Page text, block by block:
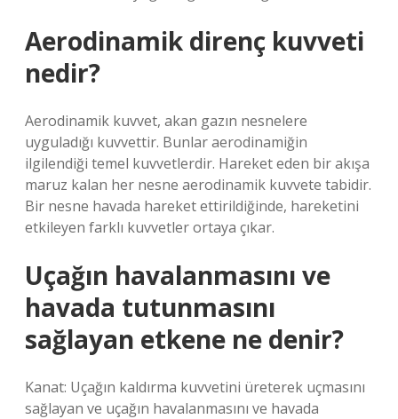
Aerodinamik direnç kuvveti
nedir?
Aerodinamik kuvvet, akan gazın nesnelere
uyguladığı kuvvettir. Bunlar aerodinamiğin
ilgilendiği temel kuvvetlerdir. Hareket eden bir akışa
maruz kalan her nesne aerodinamik kuvvete tabidir.
Bir nesne havada hareket ettirildiğinde, hareketini
etkileyen farklı kuvvetler ortaya çıkar.
Uçağın havalanmasını ve
havada tutunmasını
sağlayan etkene ne denir?
Kanat: Uçağın kaldırma kuvvetini üreterek uçmasını
sağlayan ve uçağın havalanmasını ve havada